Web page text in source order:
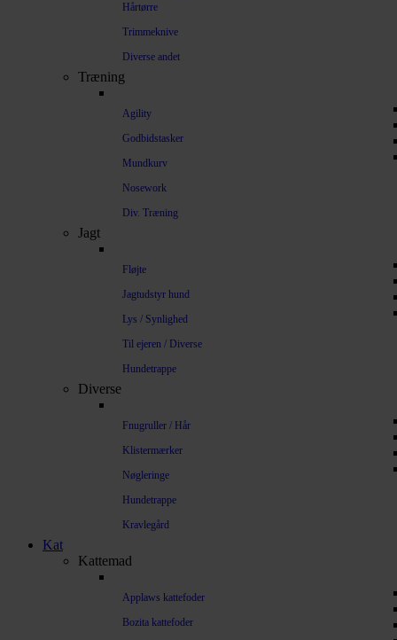
Hårtørre
Trimmeknive
Diverse andet
Træning
Agility
Godbidstasker
Mundkurv
Nosework
Div. Træning
Jagt
Fløjte
Jagtudstyr hund
Lys / Synlighed
Til ejeren / Diverse
Hundetrappe
Diverse
Fnugruller / Hår
Klistermærker
Nøgleringe
Hundetrappe
Kravlegård
Kat
Kattemad
Applaws kattefoder
Bozita kattefoder